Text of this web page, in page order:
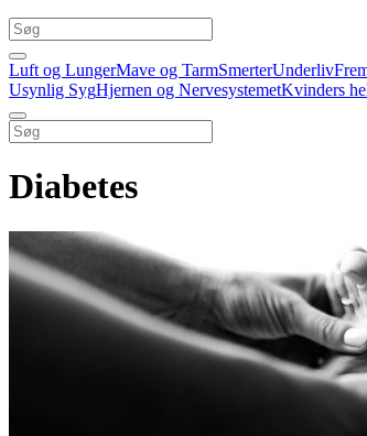
Luft og LungerMave og TarmSmerterUnderliv
Usynlig SygHjernen og NervesystemetKvinders
Diabetes